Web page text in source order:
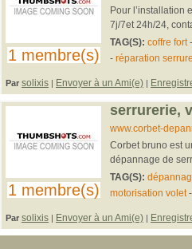
1 membre(s)
Pour l’installation
7j/7et 24h/24,
TAG(S): coffre fort-
- réparation
Par solixis | Envoyer à un Ami(e) |
1 membre(s)
serrurerie,
www.corbet-
Corbet bruno est
dépannage de
TAG(S):
motorisation volet-
Par solixis | Envoyer à un Ami(e) |